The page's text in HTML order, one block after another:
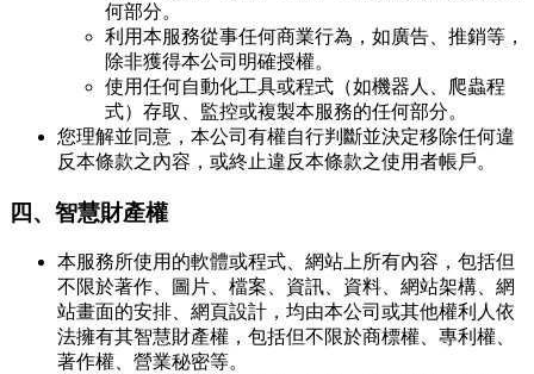
何部分。
利用本服務從事任何商業行為，如廣告、推銷等，
除非獲得本公司明確授權。
使用任何自動化工具或程式（如機器人、爬蟲程
式）存取、監控或複製本服務的任何部分。
您理解並同意，本公司有權自行判斷並決定移除任何違
反本條款之內容，或終止違反本條款之使用者帳戶。
四、智慧財產權
本服務所使用的軟體或程式、網站上所有內容，包括但
不限於著作、圖片、檔案、資訊、資料、網站架構、網
站畫面的安排、網頁設計，均由本公司或其他權利人依
法擁有其智慧財產權，包括但不限於商標權、專利權、
著作權、營業秘密等。